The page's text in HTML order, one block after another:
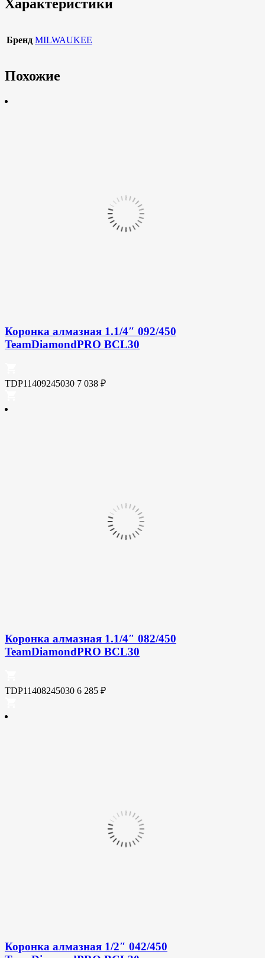
Характеристики
Бренд MILWAUKEE
Похожие
Коронка алмазная 1.1/4″ 092/450
TeamDiamondPRO BCL30
TDP11409245030 7 038 ₽
Коронка алмазная 1.1/4″ 082/450
TeamDiamondPRO BCL30
TDP11408245030 6 285 ₽
Коронка алмазная 1/2″ 042/450